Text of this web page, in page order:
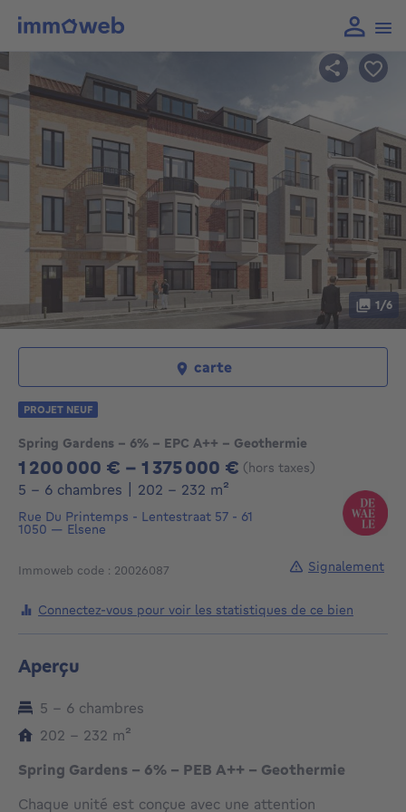
Spring Gardens - 6% - EPC A++ - Geothermie
1 200 000 € - 1 375 000 € (hors taxes)
De 1200000€ À 1375000€
5 - 6 chambres 202 - 232 m²
Rue Du Printemps - Lentestraat 57 - 61
1050 — Elsene
Immoweb code : 20026087
1/6
carte
PROJET NEUF
Connectez-vous pour voir les statistiques de ce bien
Signalement
Aperçu
5 - 6 chambres
202 - 232 m²
Spring Gardens - 6% - PEB A++ - Geothermie
Chaque unité est conçue avec une attention